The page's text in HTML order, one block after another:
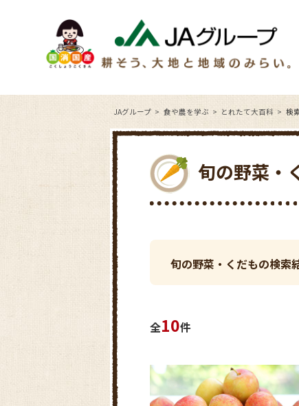
JAグループ 食や農を学ぶ とれたて大百科 検
旬の野菜・
旬の野菜・くだもの検索
全10件